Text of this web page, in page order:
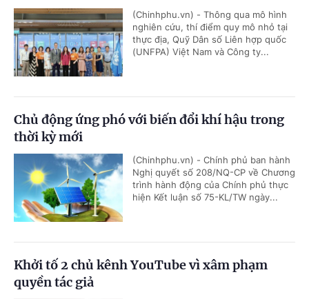
(Chinhphu.vn) - Thông qua mô hình
nghiên cứu, thí điểm quy mô nhỏ tại
thực địa, Quỹ Dân số Liên hợp quốc
(UNFPA) Việt Nam và Công ty...
Chủ động ứng phó với biến đổi khí hậu trong
thời kỳ mới
(Chinhphu.vn) - Chính phủ ban hành
Nghị quyết số 208/NQ-CP về Chương
trình hành động của Chính phủ thực
hiện Kết luận số 75-KL/TW ngày...
Khởi tố 2 chủ kênh YouTube vì xâm phạm
quyền tác giả